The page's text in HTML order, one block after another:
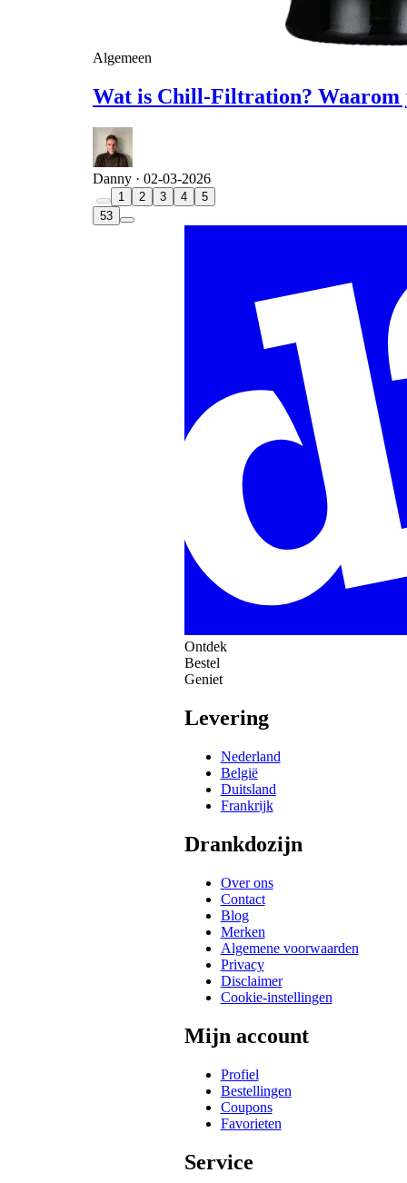
Algemeen
Wat is Chill-Filtration? Waarom
Danny · 02-03-2026
1 2 3 4
5
53
Ontdek
Bestel
Geniet
Levering
Nederland
België
Duitsland
Frankrijk
Drankdozijn
Over ons
Contact
Blog
Merken
Algemene voorwaarden
Privacy
Disclaimer
Cookie-instellingen
Mijn account
Profiel
Bestellingen
Coupons
Favorieten
Service